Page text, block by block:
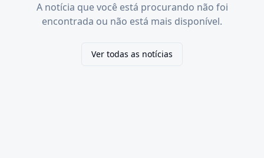
A notícia que você está procurando não foi
encontrada ou não está mais disponível.
Ver todas as notícias